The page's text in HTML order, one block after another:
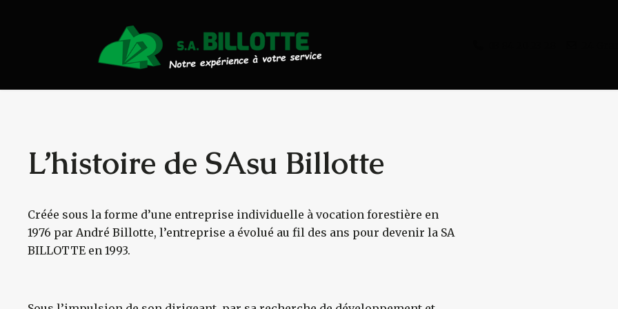
Travaux Publics
Travaux Forestiers
Traitement de Déchets Bois
L’histoire de SAsu Billotte
Créée sous la forme d’une entreprise individuelle à vocation forestière en
1976 par André Billotte, l’entreprise a évolué au fil des ans pour devenir la SA
BILLOTTE en 1993.